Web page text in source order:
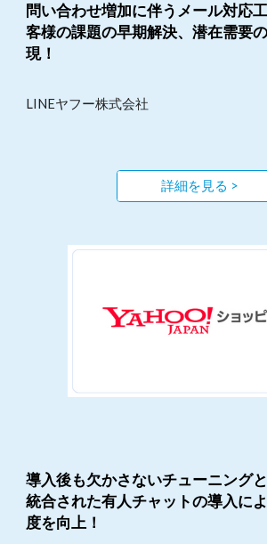
問い合わせ増加に伴うメール対応
客様の課題の早期解決、潜在需要
現！
LINEヤフー株式会社
詳細を見る >
導入後も欠かさないチューニング
統合された有人チャットの導入に
度を向上！